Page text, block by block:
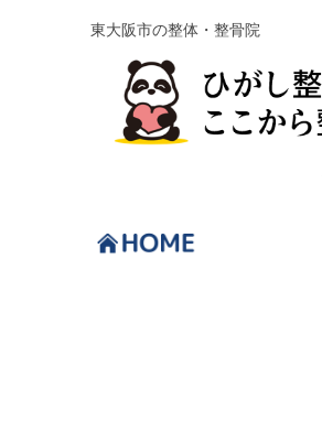
東大阪市の整体・整骨院